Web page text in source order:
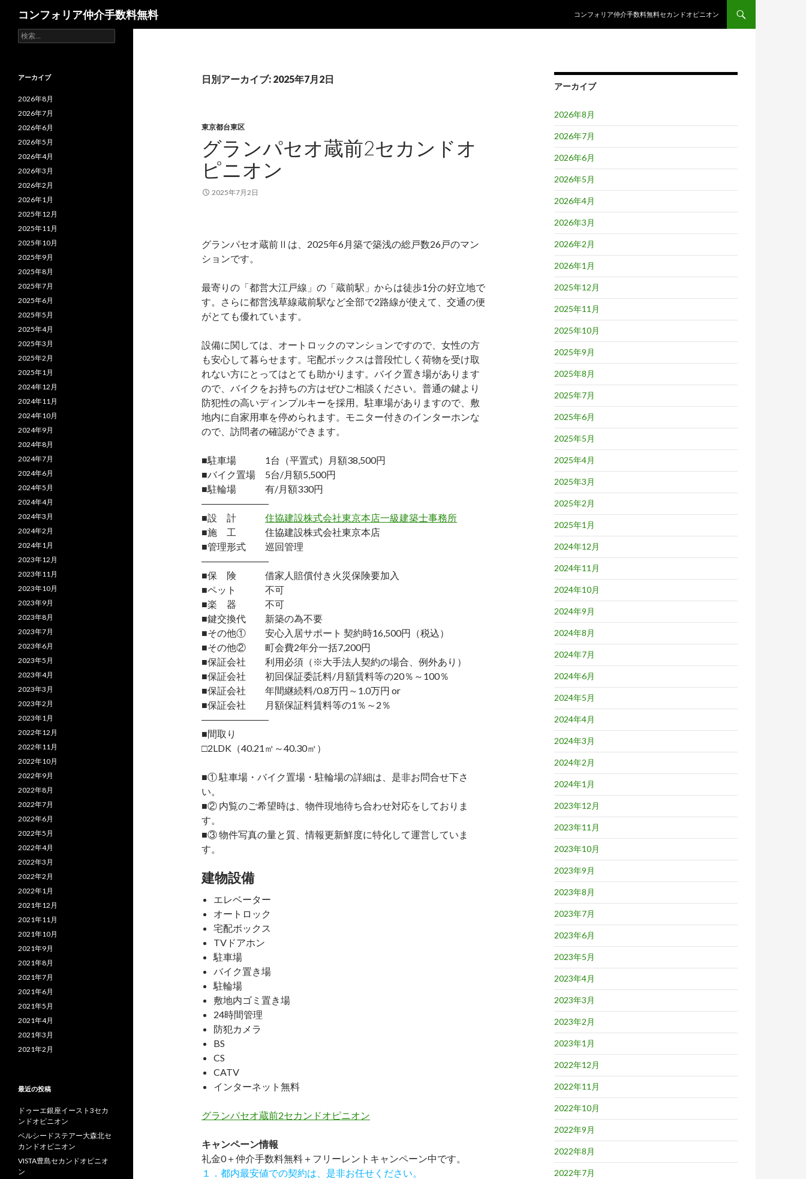
コンフォリア仲介手数料無料
コンフォリア仲介手数料無料セカンドオピニオン
日別アーカイブ: 2025年7月2日
東京都台東区
グランパセオ蔵前2セカンドオ
ピニオン
2025年7月2日
グランパセオ蔵前Ⅱは、2025年6月築で築浅の総戸数26戸のマン
ションです。
最寄りの「都営大江戸線」の「蔵前駅」からは徒歩1分の好立地で
す。さらに都営浅草線蔵前駅など全部で2路線が使えて、交通の便
がとても優れています。
設備に関しては、オートロックのマンションですので、女性の方
も安心して暮らせます。宅配ボックスは普段忙しく荷物を受け取
れない方にとってはとても助かります。バイク置き場があります
ので、バイクをお持ちの方はぜひご相談ください。普通の鍵より
防犯性の高いディンプルキーを採用。駐車場がありますので、敷
地内に自家用車を停められます。モニター付きのインターホンな
ので、訪問者の確認ができます。
■駐車場 1台（平置式）月額38,500円
■バイク置場 5台/月額5,500円
■駐輪場 有/月額330円
―――――――
■設 計 住協建設株式会社東京本店一級建築士事務所
■施 工 住協建設株式会社東京本店
■管理形式 巡回管理
―――――――
■保 険 借家人賠償付き火災保険要加入
■ペット 不可
■楽 器 不可
■鍵交換代 新築の為不要
■その他① 安心入居サポート 契約時16,500円（税込）
■その他② 町会費2年分一括7,200円
■保証会社 利用必須（※大手法人契約の場合、例外あり）
■保証会社 初回保証委託料/月額賃料等の20％～100％
■保証会社 年間継続料/0.8万円～1.0万円 or
■保証会社 月額保証料賃料等の1％～2％
―――――――
■間取り
□2LDK（40.21㎡～40.30㎡）
■① 駐車場・バイク置場・駐輪場の詳細は、是非お問合せ下さ
い。
■② 内覧のご希望時は、物件現地待ち合わせ対応をしておりま
す。
■③ 物件写真の量と質、情報更新鮮度に特化して運営していま
す。
建物設備
エレベーター
オートロック
宅配ボックス
TVドアホン
駐車場
バイク置き場
駐輪場
敷地内ゴミ置き場
24時間管理
防犯カメラ
BS
CS
CATV
インターネット無料
グランパセオ蔵前2セカンドオピニオン
キャンペーン情報
礼金0＋仲介手数料無料 ＋ フリーレント キャンペーン中です。
１．都内最安値での契約は、是非お任せください。
アーカイブ
2026年8月
2026年7月
2026年6月
2026年5月
2026年4月
2026年3月
2026年2月
2026年1月
2025年12月
2025年11月
2025年10月
2025年9月
2025年8月
2025年7月
2025年6月
2025年5月
2025年4月
2025年3月
2025年2月
2025年1月
2024年12月
2024年11月
2024年10月
2024年9月
2024年8月
2024年7月
2024年6月
2024年5月
2024年4月
2024年3月
2024年2月
2024年1月
2023年12月
2023年11月
2023年10月
2023年9月
2023年8月
2023年7月
2023年6月
2023年5月
2023年4月
2023年3月
2023年2月
2023年1月
2022年12月
2022年11月
2022年10月
2022年9月
2022年8月
2022年7月
検
索:
アーカイブ
2026年8月
2026年7月
2026年6月
2026年5月
2026年4月
2026年3月
2026年2月
2026年1月
2025年12月
2025年11月
2025年10月
2025年9月
2025年8月
2025年7月
2025年6月
2025年5月
2025年4月
2025年3月
2025年2月
2025年1月
2024年12月
2024年11月
2024年10月
2024年9月
2024年8月
2024年7月
2024年6月
2024年5月
2024年4月
2024年3月
2024年2月
2024年1月
2023年12月
2023年11月
2023年10月
2023年9月
2023年8月
2023年7月
2023年6月
2023年5月
2023年4月
2023年3月
2023年2月
2023年1月
2022年12月
2022年11月
2022年10月
2022年9月
2022年8月
2022年7月
2022年6月
2022年5月
2022年4月
2022年3月
2022年2月
2022年1月
2021年12月
2021年11月
2021年10月
2021年9月
2021年8月
2021年7月
2021年6月
2021年5月
2021年4月
2021年3月
2021年2月
最近の投稿
ドゥーエ銀座イースト3セカ
ンドオピニオン
ベルシードステアー大森北セ
カンドオピニオン
VISTA豊島セカンドオピニオ
ン